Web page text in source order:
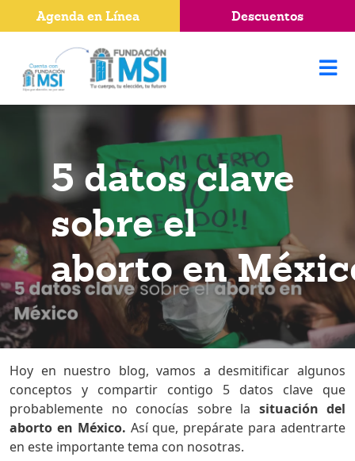
5 datos clave
sobre el
aborto en
Hoy en nuestro blog, vamos a desmitificar algunos
conceptos y compartir contigo 5 datos clave que
probablemente no conocías sobre la situación del
aborto en México. Así que, prepárate para adentrarte
en este importante tema con nosotras.
Agenda en Línea Descuentos